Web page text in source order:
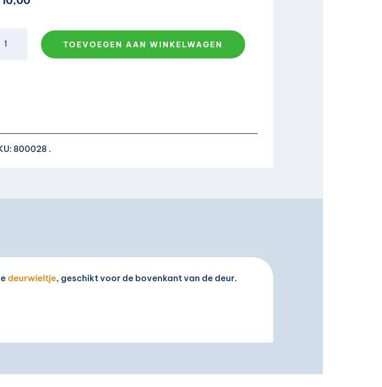
TOEVOEGEN AAN WINKELWAGEN
800028
deurwieltje, geschikt voor de bovenkant van de deur.